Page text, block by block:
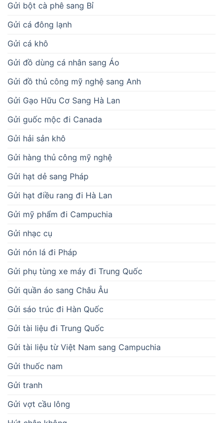
Gửi bột cà phê sang Bỉ
Gửi cá đông lạnh
Gửi cá khô
Gửi đồ dùng cá nhân sang Áo
Gửi đồ thủ công mỹ nghệ sang Anh
Gửi Gạo Hữu Cơ Sang Hà Lan
Gửi guốc mộc đi Canada
Gửi hải sản khô
Gửi hàng thủ công mỹ nghệ
Gửi hạt dẻ sang Pháp
Gửi hạt điều rang đi Hà Lan
Gửi mỹ phẩm đi Campuchia
Gửi nhạc cụ
Gửi nón lá đi Pháp
Gửi phụ tùng xe máy đi Trung Quốc
Gửi quần áo sang Châu Âu
Gửi sáo trúc đi Hàn Quốc
Gửi tài liệu đi Trung Quốc
Gửi tài liệu từ Việt Nam sang Campuchia
Gửi thuốc nam
Gửi tranh
Gửi vợt cầu lông